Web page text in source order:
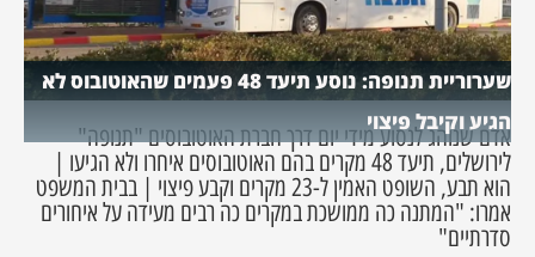
שערוריית תנופה: נוסע תיעד 48 פעמים שהאוטובוס לא
הגיע וקיבל פיצוי
אדם שנוהג לנסוע מידי יום דרך חברת האוטובוסים "תנופה"
לירושלים, תיעד 48 מקרים בהם האוטובוסים איחרו ולא הגיעו |
הוא תבע, השופט האמין ל-23 מקרים וקבע פיצוי | בבית המשפט
אמרו: "המתנה כה ממושכת במקרים כה רבים מעידה על איחורים
סדרתיים"